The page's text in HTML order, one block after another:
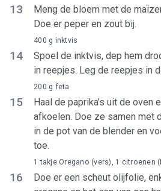
13
Meng de bloem met de
Doe er peper en zout bij.
14
Spoel de inktvis, dep hem
in reepjes. Leg de reepjes in
400 g inktvis
15
Haal de paprika’s uit de oven
afkoelen. Doe ze samen met
in de pot van de blender en
toe.
200 g feta
16
Doe er een scheut olijfolie,
1 takje Oregano (vers), 1 citroenen